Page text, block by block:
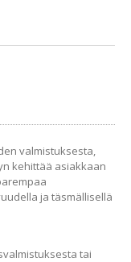
valmistuksesta,
kehittää asiakkaan
ja täsmällisellä
tai